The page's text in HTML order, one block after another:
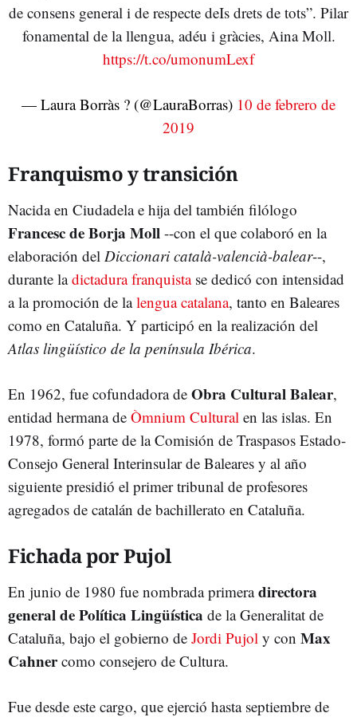
de consens general i de respecte deIs drets de tots”. Pilar
fonamental de la llengua, adéu i gràcies, Aina Moll.
https://t.co/umonumLexf
— Laura Borràs ? (@LauraBorras) 10 de febrero de
2019
Franquismo y transición
Nacida en Ciudadela e hija del también filólogo
Francesc de Borja Moll --con el que colaboró en la
elaboración del Diccionari català-valencià-balear--,
durante ladictadura franquistase dedicó con intensidad
a la promoción de lalengua catalana, tanto en Baleares
como en Cataluña. Y participó en la realización del
Atlas lingüístico de la península Ibérica.
En 1962, fue cofundadora de Obra Cultural Balear,
entidad hermana de Òmnium Cultural en las islas. En
1978, formó parte de la Comisión de Traspasos Estado-
Consejo General Interinsular de Baleares y al año
siguiente presidió el primer tribunal de profesores
agregados de catalán de bachillerato en Cataluña.
Fichada por Pujol
En junio de 1980 fue nombrada primeradirectora
general de Política Lingüística de la Generalitat de
Cataluña, bajo el gobierno de Jordi Pujol y con Max
Cahnercomo consejero de Cultura.
Fue desde este cargo, que ejerció hasta septiembre de